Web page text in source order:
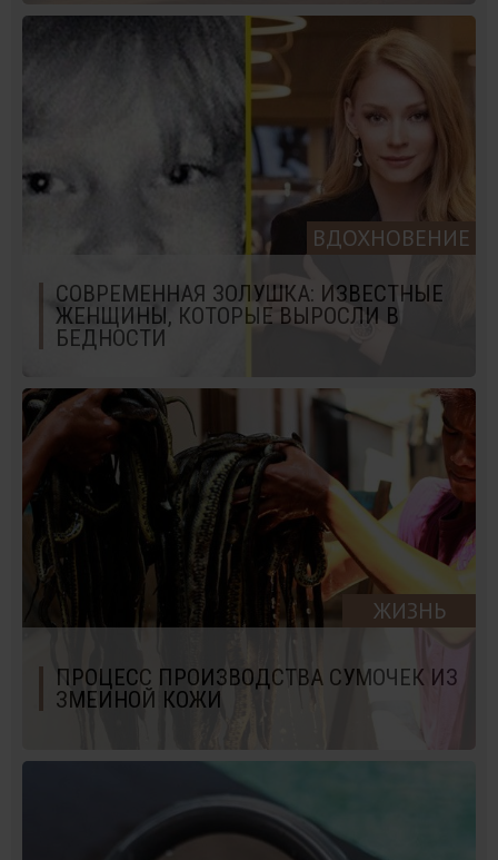
ВДОХНОВЕНИЕ
СОВРЕМЕННАЯ ЗОЛУШКА: ИЗВЕСТНЫЕ
ЖЕНЩИНЫ, КОТОРЫЕ ВЫРОСЛИ В
БЕДНОСТИ
ЖИЗНЬ
ПРОЦЕСС ПРОИЗВОДСТВА СУМОЧЕК ИЗ
ЗМЕИНОЙ КОЖИ